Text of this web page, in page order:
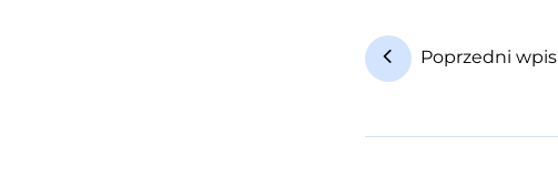
N Poprzedni wpis